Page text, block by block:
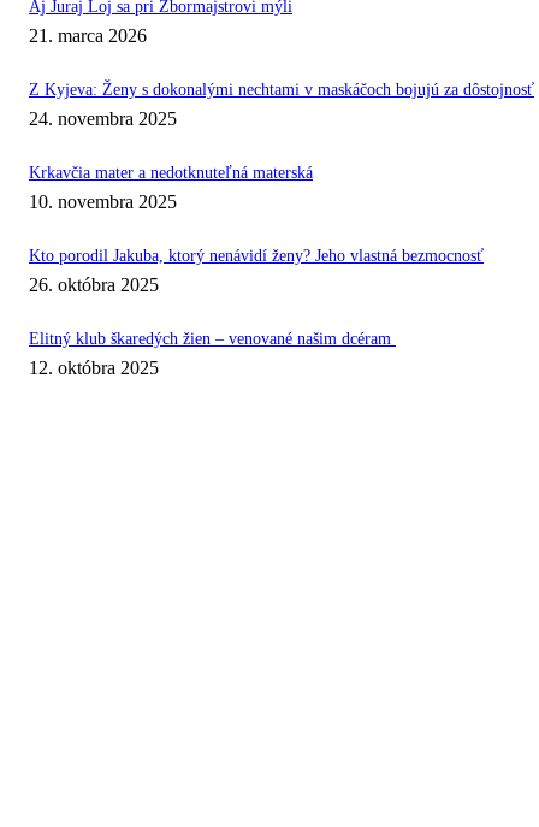
Aj Juraj Loj sa pri Zbormajstrovi mýli
21. marca 2026
Z Kyjeva: Ženy s dokonalými nechtami v maskáčoch bojujú za dôstojnosť
24. novembra 2025
Krkavčia mater a nedotknuteľná materská
10. novembra 2025
Kto porodil Jakuba, ktorý nenávidí ženy? Jeho vlastná bezmocnosť
26. októbra 2025
Elitný klub škaredých žien – venované našim dcéram
12. októbra 2025